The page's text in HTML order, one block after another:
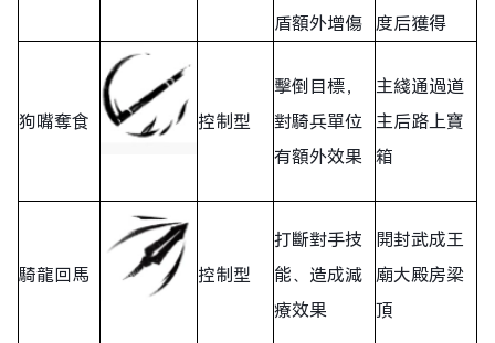
盾額外增傷
度后獲得
狗嘴奪食 控制型
擊倒目標，
對騎兵單位
有額外效果
主綫通過道
主后路上寶
箱
騎龍回馬 控制型
打斷對手技
能、造成減
療效果
開封武成王
廟大殿房梁
頂